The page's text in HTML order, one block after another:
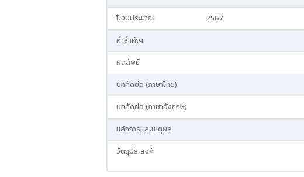
ปีงบประมาณ 2567
คำสำคัญ
ผลลัพธ์
บทคัดย่อ (ภาษาไทย)
บทคัดย่อ (ภาษาอังกฤษ)
หลักการและเหตุผล
วัตถุประสงค์